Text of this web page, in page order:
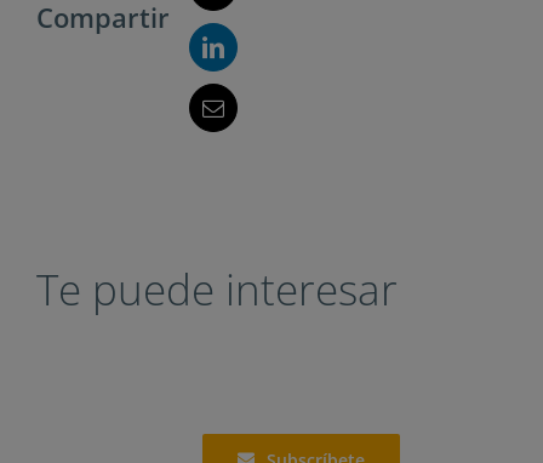
Compartir
Te puede interesar